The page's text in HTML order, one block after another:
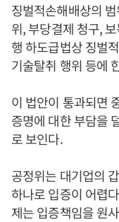
징벌적손해배상의
위, 부당결제 청구,
행 하도급법상 징벌
기술탈취 행위 등에
이 법안이 통과되면
증명에 대한 부담을
로 보인다.
공정위는 대기업의
하나로 입증이 어렵
제는 입증책임을 원